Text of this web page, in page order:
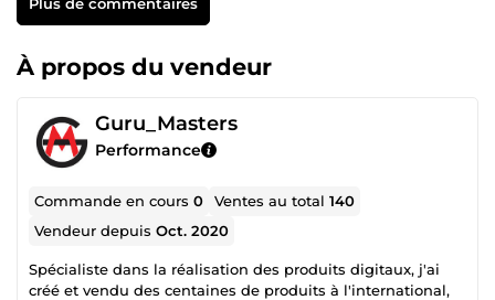
À propos du vendeur
Guru_Masters
Performance
Commande en cours0 Ventes au total140
Vendeur depuisOct. 2020
Spécialiste dans la réalisation des produits digitaux, j'ai
créé et vendu des centaines de produits à l'international,